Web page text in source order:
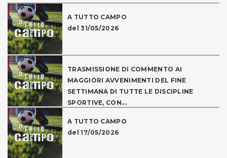
A TUTTO CAMPO
del 31/05/2026
TRASMISSIONE DI COMMENTO AI
MAGGIORI AVVENIMENTI DEL FINE
SETTIMANA DI TUTTE LE DISCIPLINE
SPORTIVE, CON...
A TUTTO CAMPO
del 17/05/2026